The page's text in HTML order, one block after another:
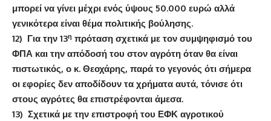
μπορεί να γίνει μέχρι ενός ύψους 50.000 ευρώ αλλά
γενικότερα είναι θέμα πολιτικής βούλησης.
12) Για την 13η πρόταση σχετικά με τον συμψηφισμό του
ΦΠΑ και την απόδοσή του στον αγρότη όταν θα είναι
πιστωτικός, ο κ. Θεοχάρης, παρά το γεγονός ότι σήμερα
οι εφορίες δεν αποδίδουν τα χρήματα αυτά, τόνισε ότι
στους αγρότες θα επιστρέφονται άμεσα.
13) Σχετικά με την επιστροφή του ΕΦΚ αγροτικού